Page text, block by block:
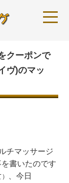
クーポンで
ヴ)のマッ
チマッサージ
書いたのです
、今日